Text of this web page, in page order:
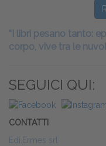
“I libri pesano tanto:
corpo, vive tra le
SEGUICI QUI:
CONTATTI
Edi.Ermes srl